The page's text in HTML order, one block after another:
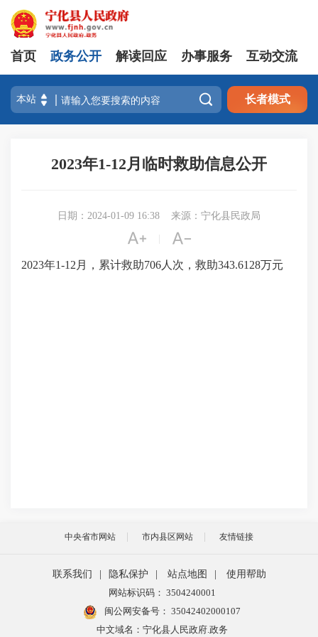
首页 政务公开 解读回应 办事服务 互动交流
 长者模式
2023年1-12月临时救助信息公开
日期：2024-01-09 16:38 来源：宁化县民政局
 
2023年1-12月，累计救助706人次，救助343.6128万元
中央省市网站 市内县区网站 友情链接
联系我们 隐私保护 站点地图
使用帮助
网站标识码： 3504240001
闽公网安备号： 35042402000107
中文域名：宁化县人民政府.政务